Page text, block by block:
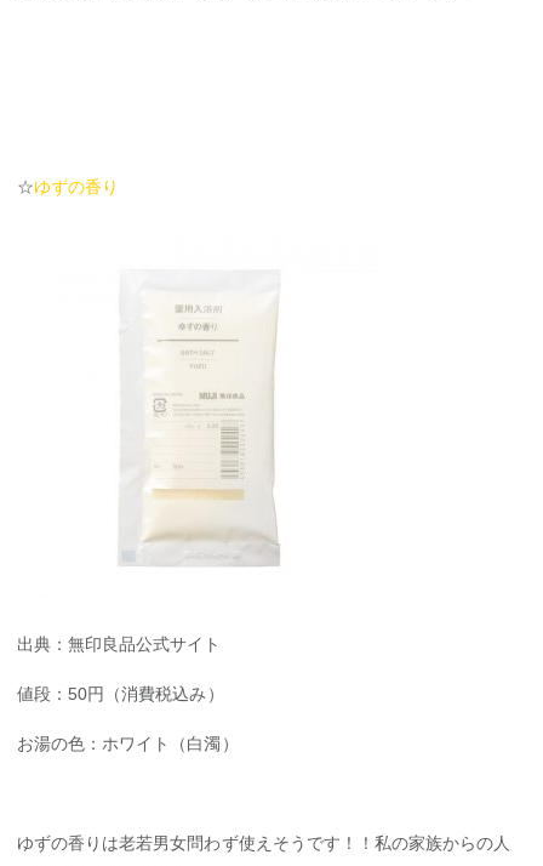
☆ゆずの香り
出典：無印良品公式サイト
値段：50円（消費税込み）
お湯の色：ホワイト（白濁）
ゆずの香りは老若男女問わず使えそうです！！私の家族からの人